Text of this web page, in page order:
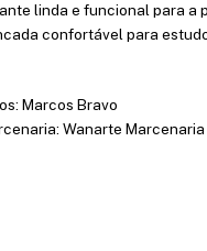
linda e funcional para a
confortável para
Marcos Bravo
Wanarte Marcenaria